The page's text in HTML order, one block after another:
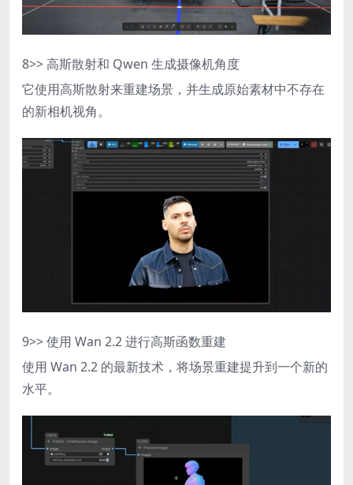
8>> 高斯散射和 Qwen 生成摄像机角度
它使用高斯散射来重建场景，并生成原始素材中不存在
的新相机视角。
9>> 使用 Wan 2.2 进行高斯函数重建
使用 Wan 2.2 的最新技术，将场景重建提升到一个新的
水平。